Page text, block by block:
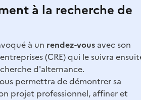
à la recherche de
à un rendez-vous avec son
(CRE) qui le suivra
d'alternance.
permettra de démontrer sa
projet professionnel, affiner et